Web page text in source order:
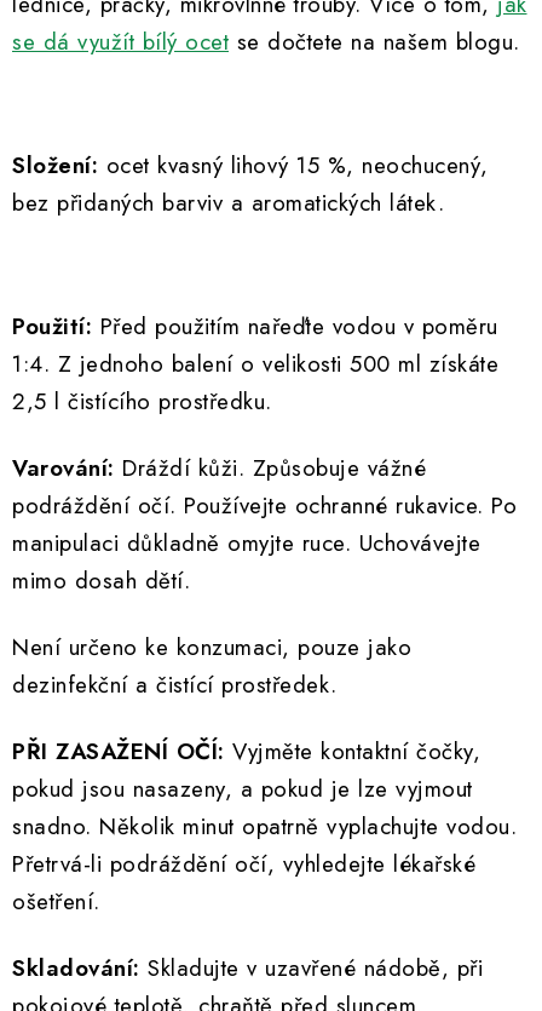
se dá využít bílý ocet se dočtete na našem blogu.
Složení: ocet kvasný lihový 15 %, neochucený,
bez přidaných barviv a aromatických látek.
Použití: Před použitím nařeďte vodou v poměru
1:4. Z jednoho balení o velikosti 500 ml získáte
2,5 l čistícího prostředku.
Varování: Dráždí kůži. Způsobuje vážné
podráždění očí. Používejte ochranné rukavice. Po
manipulaci důkladně omyjte ruce. Uchovávejte
mimo dosah dětí.
Není určeno ke konzumaci, pouze jako
dezinfekční a čistící prostředek.
PŘI ZASAŽENÍ OČÍ: Vyjměte kontaktní čočky,
pokud jsou nasazeny, a pokud je lze vyjmout
snadno. Několik minut opatrně vyplachujte vodou.
Přetrvá-li podráždění očí, vyhledejte lékařské
ošetření.
Skladování: Skladujte v uzavřené nádobě, při